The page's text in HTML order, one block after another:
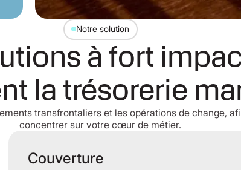
Notre solution
à fort
la trésorerie
transfrontaliers et les opérations de change,
concentrer sur votre cœur de métier.
Couverture